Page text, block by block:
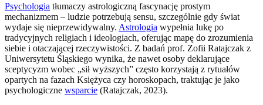
Psychologia tłumaczy astrologiczną fascynację prostym
mechanizmem – ludzie potrzebują sensu, szczególnie gdy świat
wydaje się nieprzewidywalny. Astrologia wypełnia lukę po
tradycyjnych religiach i ideologiach, oferując mapę do zrozumienia
siebie i otaczającej rzeczywistości. Z badań prof. Zofii Ratajczak z
Uniwersytetu Śląskiego wynika, że nawet osoby deklarujące
sceptycyzm wobec „sił wyższych” często korzystają z rytuałów
opartych na fazach Księżyca czy horoskopach, traktując je jako
psychologiczne wsparcie (Ratajczak, 2023).